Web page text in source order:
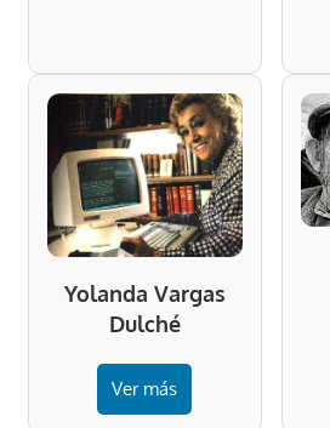
Yolanda Vargas
Dulché
Ver más